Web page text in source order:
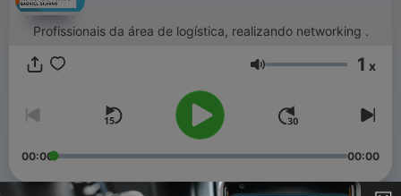
Profissionais da área de logística, realizando networking .
Volume 1 x
00:00 00:00